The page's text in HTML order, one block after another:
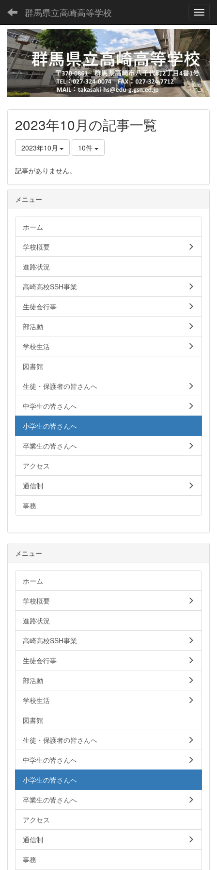
群馬県立高崎高等学校
2023年10月の記事一覧
2023年10月 10件
記事がありません。
メニュー
ホーム
学校概要
進路状況
高崎高校SSH事業
生徒会行事
部活動
学校生活
図書館
生徒・保護者の皆さんへ
中学生の皆さんへ
小学生の皆さんへ
卒業生の皆さんへ
アクセス
通信制
事務
メニュー
ホーム
学校概要
進路状況
高崎高校SSH事業
生徒会行事
部活動
学校生活
図書館
生徒・保護者の皆さんへ
中学生の皆さんへ
小学生の皆さんへ
卒業生の皆さんへ
アクセス
通信制
事務